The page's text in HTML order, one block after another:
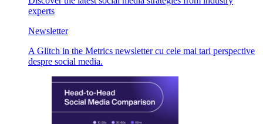
experts
Newsletter
A Glitch in the Metrics newsletter cu cele mai tari perspective
despre social media.